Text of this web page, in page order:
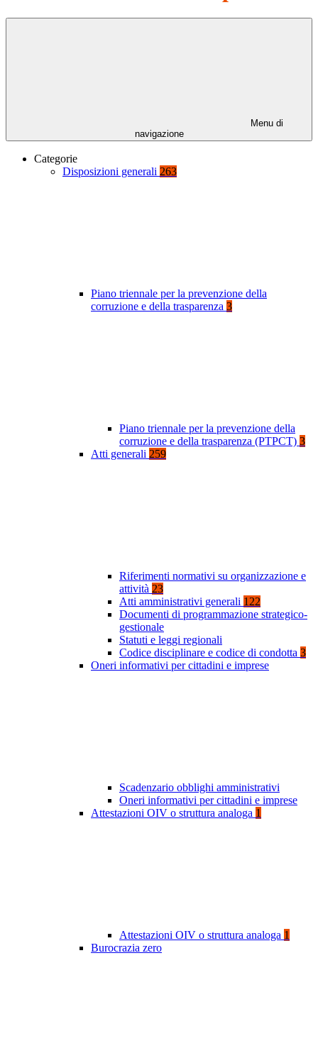
Menu di
navigazione
Categorie
Disposizioni generali 263
Piano triennale per la prevenzione della
corruzione e della trasparenza 3
Piano triennale per la prevenzione della
corruzione e della trasparenza (PTPCT) 3
Atti generali 259
Riferimenti normativi su organizzazione e
attività 23
Atti amministrativi generali 122
Documenti di programmazione strategico-
gestionale
Statuti e leggi regionali
Codice disciplinare e codice di condotta 3
Oneri informativi per cittadini e imprese
Scadenzario obblighi amministrativi
Oneri informativi per cittadini e imprese
Attestazioni OIV o struttura analoga 1
Attestazioni OIV o struttura analoga 1
Burocrazia zero